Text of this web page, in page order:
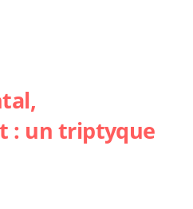
: un triptyque